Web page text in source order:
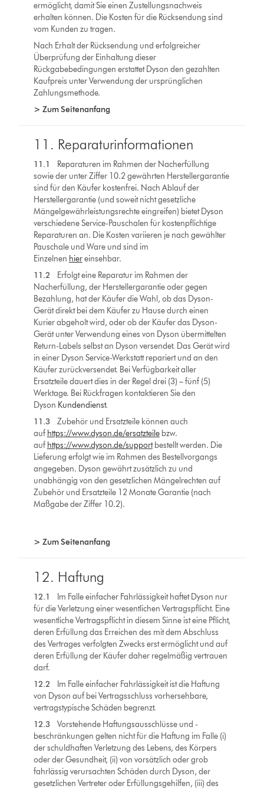
ermöglicht, damit Sie einen Zustellungsnachweis
erhalten können. Die Kosten für die Rücksendung sind
vom Kunden zu tragen.
Nach Erhalt der Rücksendung und erfolgreicher
Überprüfung der Einhaltung dieser
Rückgabebedingungen erstattet Dyson den gezahlten
Kaufpreis unter Verwendung der ursprünglichen
Zahlungsmethode.
> Zum Seitenanfang
11. Reparaturinformationen
11.1
Reparaturen im Rahmen der Nacherfüllung
sowie der unter Ziffer 10.2 gewährten Herstellergarantie
sind für den Käufer kostenfrei. Nach Ablauf der
Herstellergarantie (und soweit nicht gesetzliche
Mängelgewährleistungsrechte eingreifen) bietet Dyson
verschiedene Service-Pauschalen für kostenpflichtige
Reparaturen an. Die Kosten variieren je nach gewählter
Pauschale und Ware und sind im
Einzelnen hiereinsehbar.
11.2 Erfolgt eine Reparatur im Rahmen der
Nacherfüllung, der Herstellergarantie oder gegen
Bezahlung, hat der Käufer die Wahl, ob das Dyson-
Gerät direkt bei dem Käufer zu Hause durch einen
Kurier abgeholt wird, oder ob der Käufer das Dyson-
Gerät unter Verwendung eines von Dyson übermittelten
Return-Labels selbst an Dyson versendet. Das Gerät wird
in einer Dyson Service-Werkstatt repariert und an den
Käufer zurückversendet. Bei Verfügbarkeit aller
Ersatzteile dauert dies in der Regel drei (3) – fünf (5)
Werktage. Bei Rückfragen kontaktieren Sie den
Dyson Kundendienst.
11.3Zubehör und Ersatzteile können auch
auf https://www.dyson.de/ersatzteilebzw.
auf https://www.dyson.de/supportbestellt werden. Die
Lieferung erfolgt wie im Rahmen des Bestellvorgangs
angegeben. Dyson gewährt zusätzlich zu und
unabhängig von den gesetzlichen Mängelrechten auf
Zubehör und Ersatzteile 12 Monate Garantie (nach
Maßgabe der Ziffer 10.2).
> Zum Seitenanfang
12. Haftung
12.1
Im Falle einfacher Fahrlässigkeit haftet Dyson nur
für die Verletzung einer wesentlichen Vertragspflicht. Eine
wesentliche Vertragspflicht in diesem Sinne ist eine Pflicht,
deren Erfüllung das Erreichen des mit dem Abschluss
des Vertrages verfolgten Zwecks erst ermöglicht und auf
deren Erfüllung der Käufer daher regelmäßig vertrauen
darf.
12.2
Im Falle einfacher Fahrlässigkeit ist die Haftung
von Dyson auf bei Vertragsschluss vorhersehbare,
vertragstypische Schäden begrenzt.
12.3
Vorstehende Haftungsausschlüsse und -
beschränkungen gelten nicht für die Haftung im Falle (i)
der schuldhaften Verletzung des Lebens, des Körpers
oder der Gesundheit, (ii) von vorsätzlich oder grob
fahrlässig verursachten Schäden durch Dyson, der
gesetzlichen Vertreter oder Erfüllungsgehilfen, (iii) des